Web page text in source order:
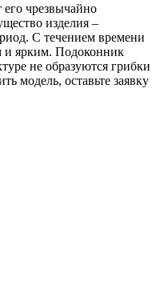
его чрезвычайно
изделия –
С течением времени
и ярким. Подоконник
не образуются грибки
модель, оставьте заявку